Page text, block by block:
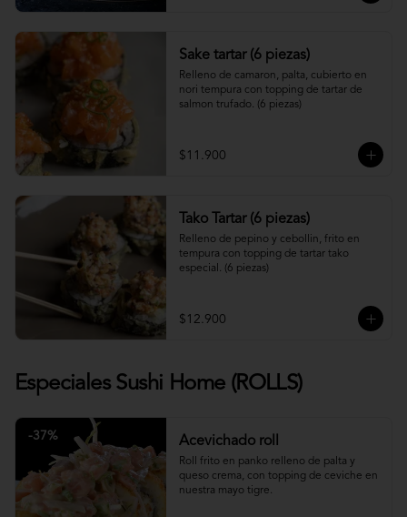
Sake tartar (6 piezas)
Relleno de camaron, palta, cubierto en
nori tempura con topping de tartar de
salmon trufado. (6 piezas)
$11.900
Tako Tartar (6 piezas)
Relleno de pepino y cebollin, frito en
tempura con topping de tartar tako
especial. (6 piezas)
$12.900
Especiales Sushi Home (ROLLS)
-37% Acevichado roll
Roll frito en panko relleno de palta y
queso crema, con topping de ceviche en
nuestra mayo tigre.